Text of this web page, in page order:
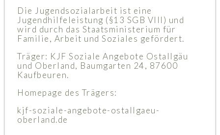
Die Jugendsozialarbeit ist eine
Jugendhilfeleistung (§13 SGB VIII) und
wird durch das Staatsministerium für
Familie, Arbeit und Soziales gefördert.
Träger: KJF Soziale Angebote Ostallgäu
und Oberland, Baumgarten 24, 87600
Kaufbeuren.
Homepage des Trägers:
kjf-soziale-angebote-ostallgaeu-
oberland.de